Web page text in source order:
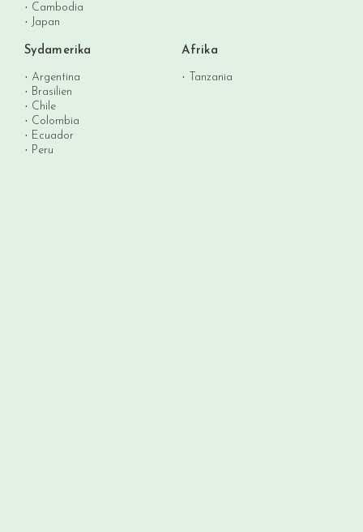
Cambodia
Japan
Sydamerika
Argentina
Brasilien
Chile
Colombia
Ecuador
Peru
Afrika
Tanzania